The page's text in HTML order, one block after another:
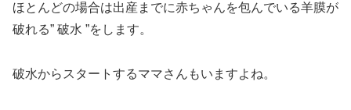
ほとんどの場合は出産までに赤ちゃんを包んでいる羊膜が
破れる” 破水 ”をします。
破水からスタートするママさんもいますよね。